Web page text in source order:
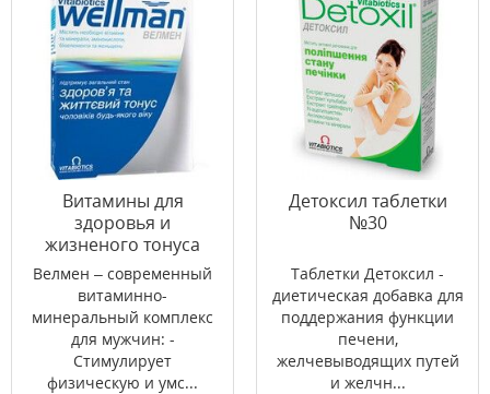
Витамины для
здоровья и
жизненого тонуса
Велмен капсулы №30
Велмен – современный
витаминно-
минеральный комплекс
для мужчин: -
Стимулирует
физическую и умс...
Детоксил таблетки
№30
Таблетки Детоксил -
диетическая добавка для
поддержания функции
печени,
желчевыводящих путей
и желчн...